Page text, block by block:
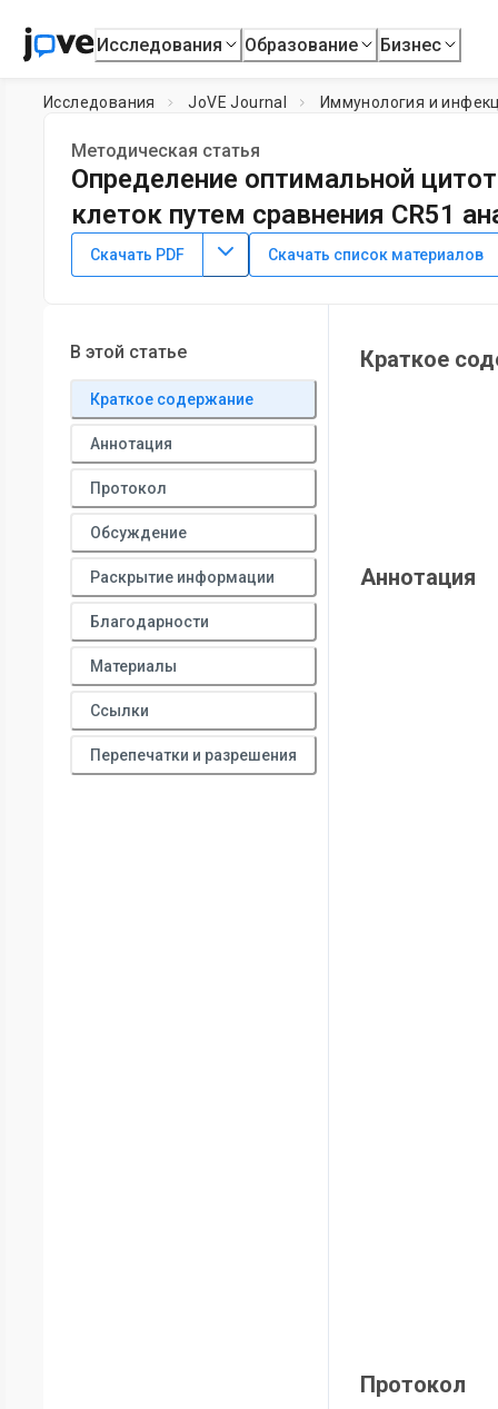
Исследования Образование Бизнес
Исследования JoVE Journal Иммунология и
Методическая статья
Определение оптимальной
клеток путем сравнения CR51
DOI: 10.3791/3683 ⸱ 8 августа 2012 г.
Courtney L. Erskine1,Andrea M. Henle1,Keith L. Knutson1
Скачать PDF Скачать список материалов
В этой статье
Краткое содержание
Аннотация
Протокол
Обсуждение
Раскрытие информации
Благодарности
Материалы
Ссылки
Перепечатки и разрешения
Краткое
Аннотация
Протокол